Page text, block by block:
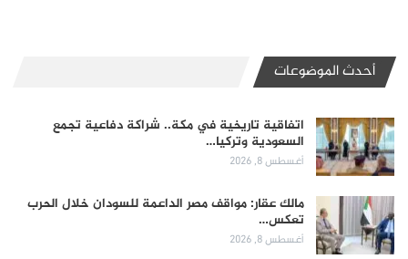
أحدث الموضوعات
اتفاقية تاريخية في مكة.. شراكة دفاعية تجمع
السعودية وتركيا…
أغسطس 8, 2026
مالك عقار: مواقف مصر الداعمة للسودان خلال الحرب
تعكس…
أغسطس 8, 2026